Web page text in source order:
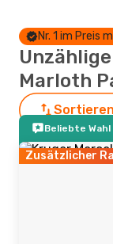
Nr. 1 im Preis
Marloth
Beliebte
Zusätzlicher